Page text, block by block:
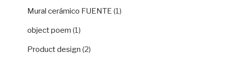
Mural cerámico FUENTE (1)
object poem (1)
Product design (2)